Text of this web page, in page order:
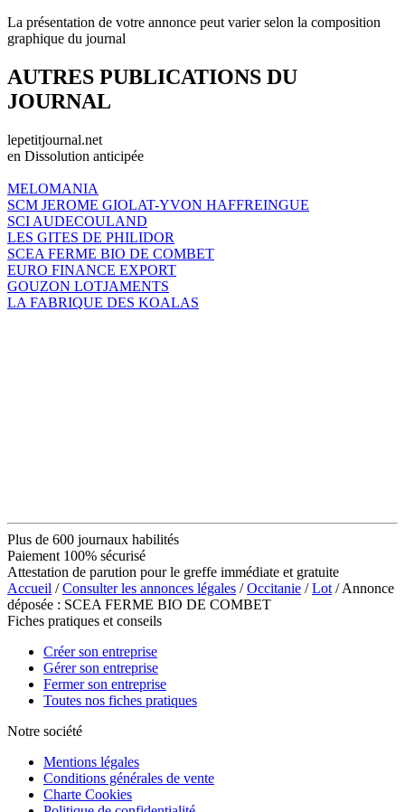
La présentation de votre annonce peut varier selon la composition
graphique du journal
AUTRES PUBLICATIONS DU
JOURNAL
lepetitjournal.net
en Dissolution anticipée
MELOMANIA
SCM JEROME GIOLAT-YVON HAFFREINGUE
SCI AUDECOULAND
LES GITES DE PHILIDOR
SCEA FERME BIO DE COMBET
EURO FINANCE EXPORT
GOUZON LOTJAMENTS
LA FABRIQUE DES KOALAS
Plus de 600 journaux habilités
Paiement 100% sécurisé
Attestation de parution pour le greffe immédiate et gratuite
Accueil /Consulter les annonces légales /Occitanie /Lot / Annonce
déposée : SCEA FERME BIO DE COMBET
Fiches pratiques et conseils
Créer son entreprise
Gérer son entreprise
Fermer son entreprise
Toutes nos fiches pratiques
Notre société
Mentions légales
Conditions générales de vente
Charte Cookies